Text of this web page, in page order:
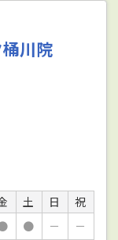
川院
土 日
祝
● －
－